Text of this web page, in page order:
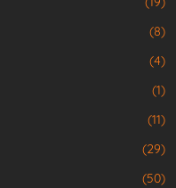
(8)
(4)
(1)
(11)
(29)
(50)